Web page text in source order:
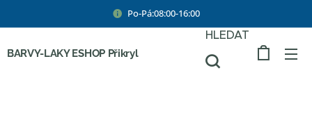
Po-Pá:08:00-16:00
BARVY-LAKY ESHOP Přikryl
HLEDAT